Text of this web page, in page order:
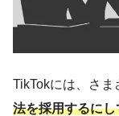
TikTokには、さま
法を採用するに